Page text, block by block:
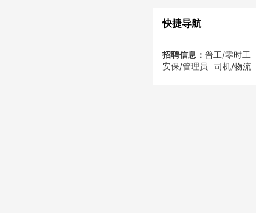
快捷导航
招聘信息： 普工/零时工
安保/管理员
司机/物流